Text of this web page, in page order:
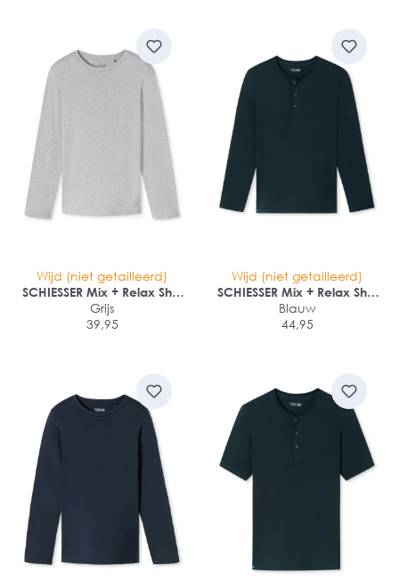
Wijd (niet getailleerd)
SCHIESSER Mix + Relax Shirt
1/1 arm
Grijs
39,95
Wijd (niet getailleerd)
SCHIESSER Mix + Relax Shirt
1/1 arm
Blauw
44,95